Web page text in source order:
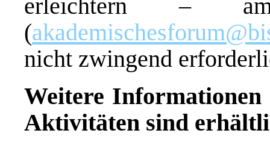
erleichtern –
(
nicht zwingend
Weitere
Aktivitäten sind